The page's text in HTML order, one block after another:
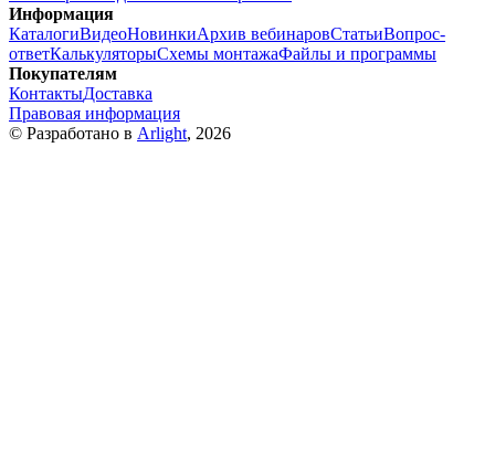
Информация
КаталогиВидеоНовинкиАрхив вебинаровСтатьиВопрос-
ответКалькуляторыСхемы монтажаФайлы и программы
Покупателям
КонтактыДоставка
Правовая информация
© Разработано в Arlight, 2026